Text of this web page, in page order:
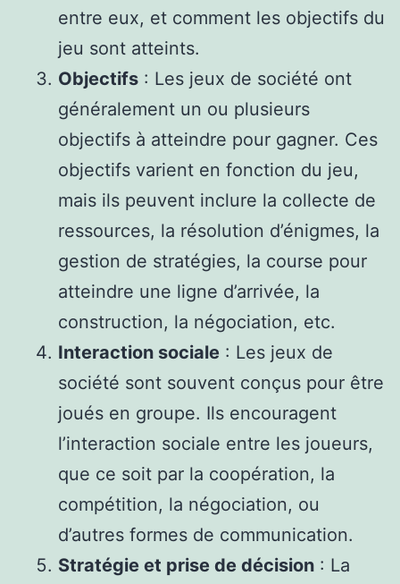
entre eux, et comment les objectifs du
jeu sont atteints.
Objectifs : Les jeux de société ont
généralement un ou plusieurs
objectifs à atteindre pour gagner. Ces
objectifs varient en fonction du jeu,
mais ils peuvent inclure la collecte de
ressources, la résolution d’énigmes, la
gestion de stratégies, la course pour
atteindre une ligne d’arrivée, la
construction, la négociation, etc.
Interaction sociale : Les jeux de
société sont souvent conçus pour être
joués en groupe. Ils encouragent
l’interaction sociale entre les joueurs,
que ce soit par la coopération, la
compétition, la négociation, ou
d’autres formes de communication.
Stratégie et prise de décision : La